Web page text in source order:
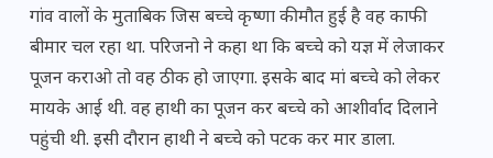
गांव वालों के मुताबिक जिस बच्चे कृष्णा की मौत हुई है वह काफी
बीमार चल रहा था. परिजनो ने कहा था कि बच्चे को यज्ञ में लेजाकर
पूजन कराओ तो वह ठीक हो जाएगा. इसके बाद मां बच्चे को लेकर
मायके आई थी. वह हाथी का पूजन कर बच्चे को आशीर्वाद दिलाने
पहुंची थी. इसी दौरान हाथी ने बच्चे को पटक कर मार डाला.